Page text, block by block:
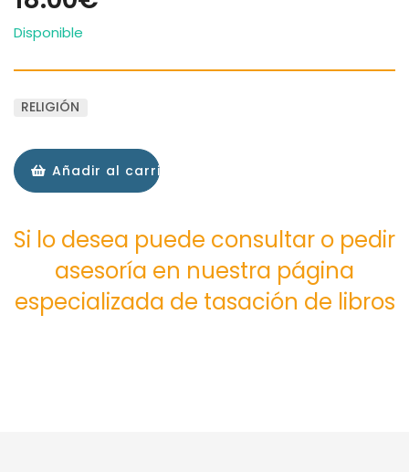
Disponible
RELIGIÓN
Añadir al carrito
Si lo desea puede consultar o pedir
asesoría en nuestra página
especializada de tasación de libros